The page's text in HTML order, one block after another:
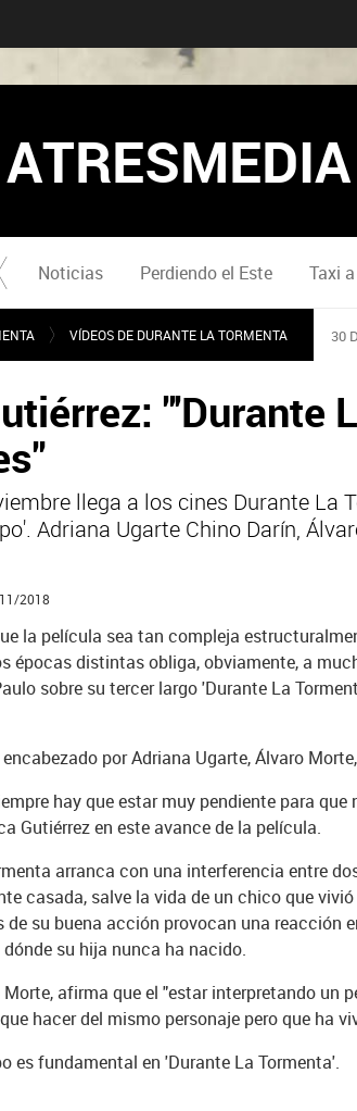
Noticias Perdiendo el Este Taxi
VÍDEOS DE DURANTE LA TORMENTA 30
"'Durante
llega a los cines Durante La
Adriana Ugarte Chino Darín,
2018
la película sea tan compleja
épocas distintas obliga, obviamente, a
sobre su tercer largo 'Durante La
por Adriana Ugarte, Álvaro
hay que estar muy pendiente para
Gutiérrez en este avance de la película.
arranca con una interferencia entre
casada, salve la vida de un chico que
su buena acción provocan una reacción
su hija nunca ha nacido.
afirma que el "estar interpretando un
hacer del mismo personaje pero que ha
es fundamental en 'Durante La Tormenta'.